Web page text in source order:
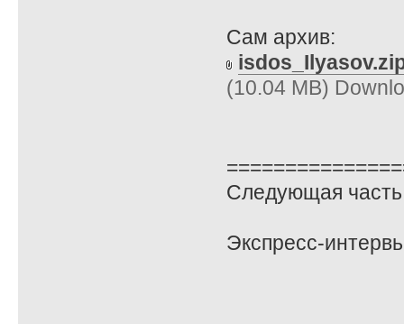
Сам архив:
(10.04 MB)
Следующая часть
Экспресс-